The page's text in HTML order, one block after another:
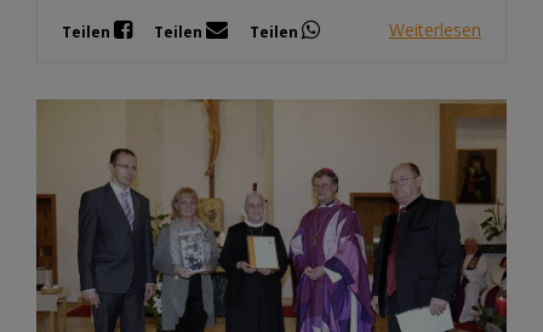
Teilen Teilen Teilen Weiterlesen